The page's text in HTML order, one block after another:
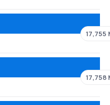
17,755
17,758